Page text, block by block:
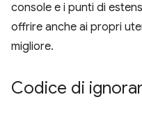
console e i punti di
offrire anche ai propri
migliore.
Codice di